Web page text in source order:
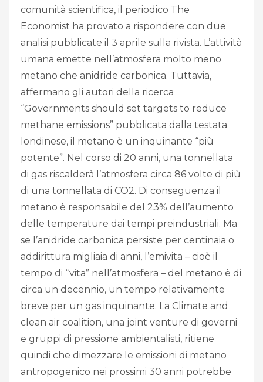
comunità scientifica, il periodico The
Economist ha provato a rispondere con due
analisi pubblicate il 3 aprile sulla rivista. L’attività
umana emette nell’atmosfera molto meno
metano che anidride carbonica. Tuttavia,
affermano gli autori della ricerca
“Governments should set targets to reduce
methane emissions” pubblicata dalla testata
londinese, il metano è un inquinante “più
potente”. Nel corso di 20 anni, una tonnellata
di gas riscalderà l’atmosfera circa 86 volte di più
di una tonnellata di CO2. Di conseguenza il
metano è responsabile del 23% dell’aumento
delle temperature dai tempi preindustriali. Ma
se l’anidride carbonica persiste per centinaia o
addirittura migliaia di anni, l’emivita – cioè il
tempo di “vita” nell’atmosfera – del metano è di
circa un decennio, un tempo relativamente
breve per un gas inquinante. La Climate and
clean air coalition, una joint venture di governi
e gruppi di pressione ambientalisti, ritiene
quindi che dimezzare le emissioni di metano
antropogenico nei prossimi 30 anni potrebbe